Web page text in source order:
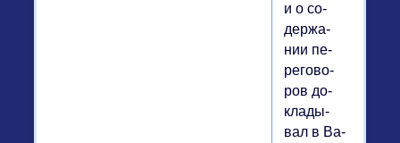
и о со­
дер­жа­
нии пе­
ре­го­во­
ров до­
кла­ды­
вал в Ва­